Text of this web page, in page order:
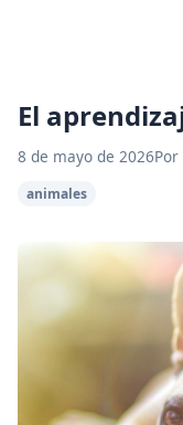
El
8 de mayo de 2026
animales